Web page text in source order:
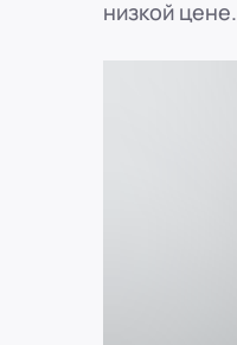
низкой цене.